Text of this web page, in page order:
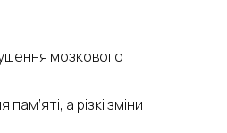
мозкового
а різкі зміни